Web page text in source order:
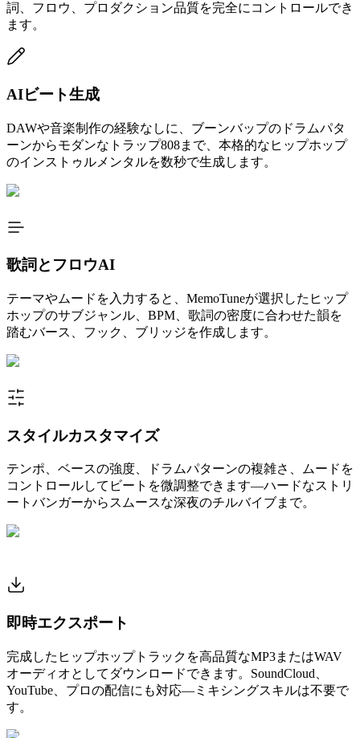
詞、フロウ、プロダクション品質を完全にコントロールでき
ます。
AIビート生成
DAWや音楽制作の経験なしに、ブーンバップのドラムパタ
ーンからモダンなトラップ808まで、本格的なヒップホップ
のインストゥルメンタルを数秒で生成します。
歌詞とフロウAI
テーマやムードを入力すると、MemoTuneが選択したヒップ
ホップのサブジャンル、BPM、歌詞の密度に合わせた韻を
踏むバース、フック、ブリッジを作成します。
スタイルカスタマイズ
テンポ、ベースの強度、ドラムパターンの複雑さ、ムードを
コントロールしてビートを微調整できます—ハードなストリ
ートバンガーからスムースな深夜のチルバイブまで。
即時エクスポート
完成したヒップホップトラックを高品質なMP3またはWAV
オーディオとしてダウンロードできます。SoundCloud、
YouTube、プロの配信にも対応—ミキシングスキルは不要で
す。